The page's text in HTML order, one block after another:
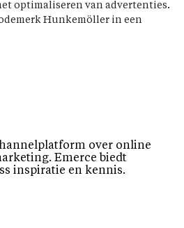
optimaliseren van advertenties.
Hunkemöller in een
over online
Emerce biedt
inspiratie en kennis.